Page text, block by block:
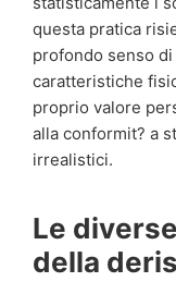
questa pratica
profondo senso di
caratteristiche
proprio valore
alla conformit? a
irrealistici.
Le
della